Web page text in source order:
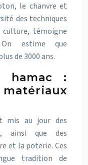
le chanvre et
des techniques
culture, témoigne
On estime que
de 3000 ans.
hamac :
mis au jour des
ainsi que des
et la poterie. Ces
tradition de